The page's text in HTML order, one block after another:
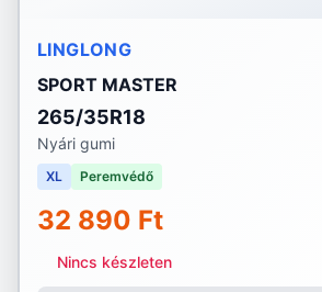
LINGLONG
SPORT MASTER
265/35R18
Nyári gumi
XL Peremvédő
32 890 Ft
Nincs készleten